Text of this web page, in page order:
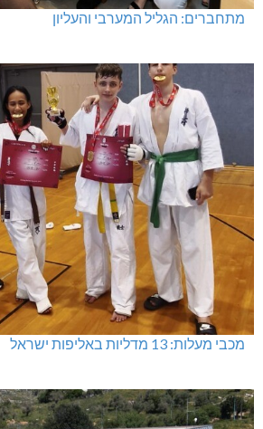
מתחברים: הגליל המערבי והעליון
מכבי מעלות: 13 מדליות באליפות ישראל